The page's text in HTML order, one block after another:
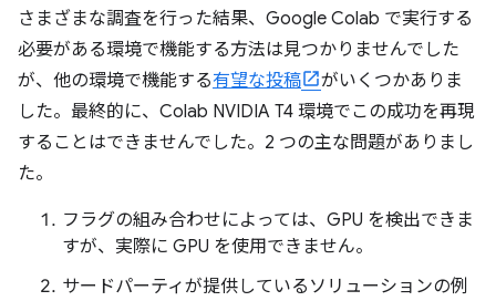
さまざまな調査を行った結果、Google Colab で実行する
必要がある環境で機能する方法は見つかりませんでした
が、他の環境で機能する有望な投稿
がいくつかありま
した。最終的に、Colab NVIDIA T4 環境でこの成功を再現
することはできませんでした。2 つの主な問題がありまし
た。
フラグの組み合わせによっては、GPU を検出できま
すが、実際に GPU を使用できません。
サードパーティが提供しているソリューションの例